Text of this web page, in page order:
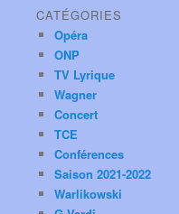
CATÉGORIES
Opéra
ONP
TV Lyrique
Wagner
Concert
TCE
Conférences
Saison 2021-2022
Warlikowski